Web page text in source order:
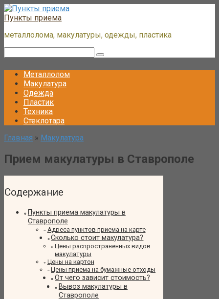
Перейти
к
Пункты приема
металлолома, макулатуры, одежды, пластика
Металлолом
Макулатура
Одежда
Пластик
Техника
Стеклотара
Главная » Макулатура
Прием макулатуры в Ставрополе
Содержание
Пункты приема макулатуры в
Ставрополе
Адреса пунктов приема на карте
Сколько стоит макулатура?
Цены распространенных видов
макулатуры
Цены на картон
Цены приема на бумажные отходы
От чего зависит стоимость?
Вывоз макулатуры в
Ставрополе